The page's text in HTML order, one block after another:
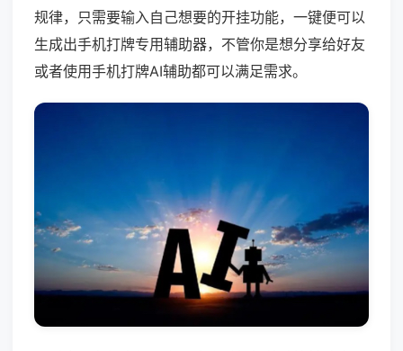
规律，只需要输入自己想要的开挂功能，一键便可以
生成出手机打牌专用辅助器，不管你是想分享给好友
或者使用手机打牌AI辅助都可以满足需求。